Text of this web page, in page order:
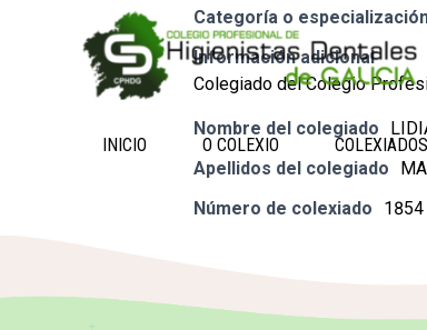
INICIO O COLEXIO COLEXIADOS
Categoría o
Información adicional
Colegiado del Colegio
Nombre del colegiado
Apellidos del colegiado
Número de colexiado
1854